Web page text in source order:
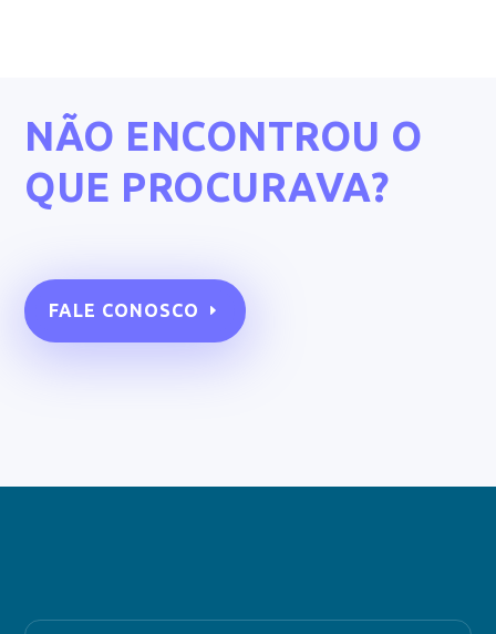
NÃO ENCONTROU O
QUE PROCURAVA?
FALE CONOSCO